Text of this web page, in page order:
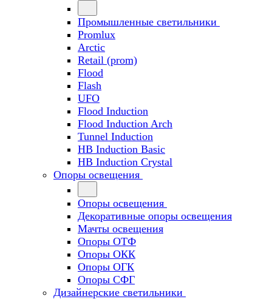
Промышленные светильники
Promlux
Arctic
Retail (prom)
Flood
Flash
UFO
Flood Induction
Flood Induction Arch
Tunnel Induction
HB Induction Basic
HB Induction Crystal
Опоры освещения
Опоры освещения
Декоративные опоры освещения
Мачты освещения
Опоры ОТФ
Опоры ОКК
Опоры ОГК
Опоры СФГ
Дизайнерские светильники